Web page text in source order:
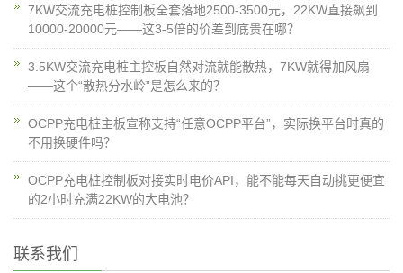
7KW交流充电桩控制板全套落地2500-3500元，22KW直接飙到
10000-20000元——这3-5倍的价差到底贵在哪？
3.5KW交流充电桩主控板自然对流就能散热，7KW就得加风扇
——这个“散热分水岭”是怎么来的？
OCPP充电桩主板宣称支持“任意OCPP平台”，实际换平台时真的
不用换硬件吗？
OCPP充电桩控制板对接实时电价API，能不能每天自动挑更便宜
的2小时充满22KW的大电池？
联系我们